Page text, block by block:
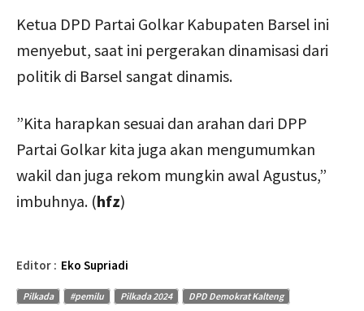
Ketua DPD Partai Golkar Kabupaten Barsel ini
menyebut, saat ini pergerakan dinamisasi dari
politik di Barsel sangat dinamis.
”Kita harapkan sesuai dan arahan dari DPP
Partai Golkar kita juga akan mengumumkan
wakil dan juga rekom mungkin awal Agustus,”
imbuhnya. (hfz)
Editor : Eko Supriadi
Pilkada #pemilu Pilkada 2024
DPD Demokrat Kalteng